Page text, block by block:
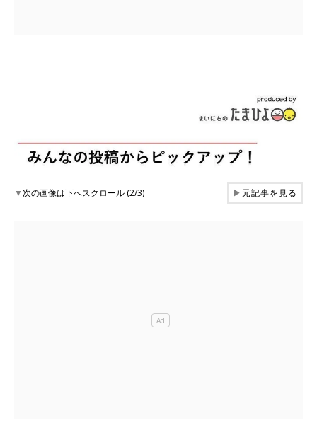
▼次の画像は下へスクロール (2/3) ▶元記事を見る